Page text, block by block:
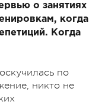
о занятиях
когда
Когда
по
никто не